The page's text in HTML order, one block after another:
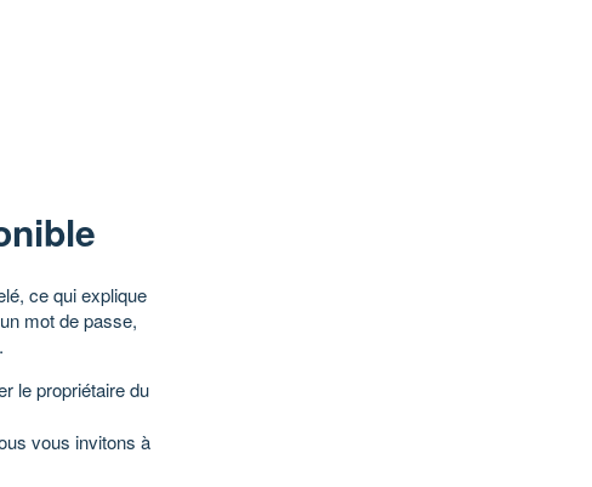
ce qui explique
mot de passe,
le propriétaire du
vous invitons à